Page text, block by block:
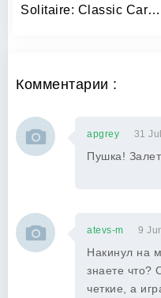
Solitaire: Classic Card Game
Комментарии :
apgrey 31
Пушка!
atevs-m 9
Накинул на
знаете что?
четкие, а